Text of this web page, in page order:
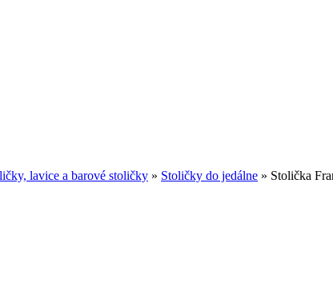
lavice a barové stoličky » Stoličky do jedálne » Stolička